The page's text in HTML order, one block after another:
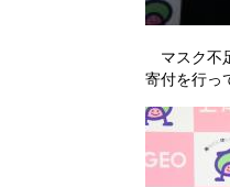
マスク不
寄付を行っ